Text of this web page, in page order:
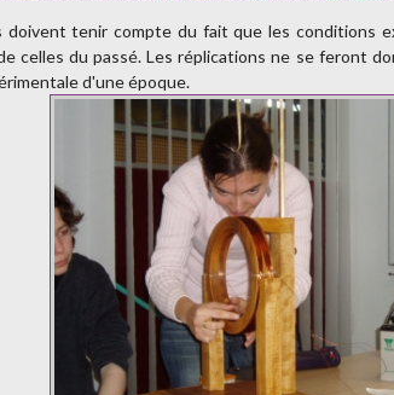
doivent tenir compte du fait que les conditions
celles du passé. Les réplications ne se feront
d'une époque.